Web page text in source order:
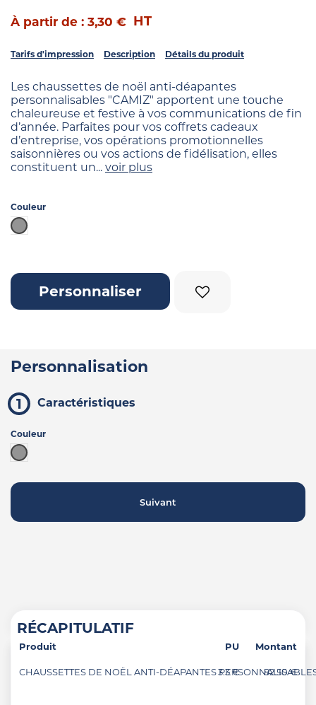
À partir de : 3,30 € HT
Tarifs d'impression Description Détails du produit
Les chaussettes de noël anti-déapantes
personnalisables "CAMIZ" apportent une touche
chaleureuse et festive à vos communications de fin
d’année. Parfaites pour vos coffrets cadeaux
d’entreprise, vos opérations promotionnelles
saisonnières ou vos actions de fidélisation, elles
constituent un... voir plus
Couleur
Gris
Personnaliser
Personnalisation
Caractéristiques
Couleur
Gris
Suivant
RÉCAPITULATIF
Produit PU Montant
CHAUSSETTES DE NOËL ANTI-DÉAPANTES3.3 € 82.50 €